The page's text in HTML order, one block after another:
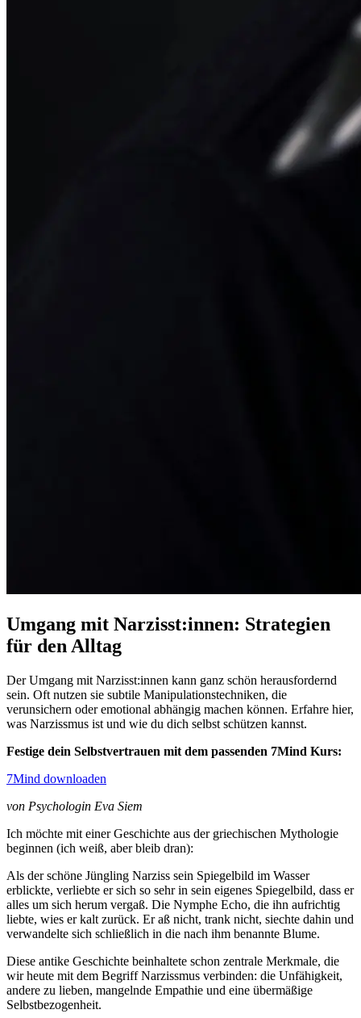
Umgang mit Narzisst:innen: Strategien
für den Alltag
Der Umgang mit Narzisst:innen kann ganz schön herausfordernd
sein. Oft nutzen sie subtile Manipulationstechniken, die
verunsichern oder emotional abhängig machen können. Erfahre hier,
was Narzissmus ist und wie du dich selbst schützen kannst.
Festige dein Selbstvertrauen mit dem passenden 7Mind Kurs:
7Mind downloaden
von Psychologin Eva Siem
Ich möchte mit einer Geschichte aus der griechischen Mythologie
beginnen (ich weiß, aber bleib dran):
Als der schöne Jüngling Narziss sein Spiegelbild im Wasser
erblickte, verliebte er sich so sehr in sein eigenes Spiegelbild, dass er
alles um sich herum vergaß. Die Nymphe Echo, die ihn aufrichtig
liebte, wies er kalt zurück. Er aß nicht, trank nicht, siechte dahin und
verwandelte sich schließlich in die nach ihm benannte Blume.
Diese antike Geschichte beinhaltete schon zentrale Merkmale, die
wir heute mit dem Begriff Narzissmus verbinden: die Unfähigkeit,
andere zu lieben, mangelnde Empathie und eine übermäßige
Selbstbezogenheit.